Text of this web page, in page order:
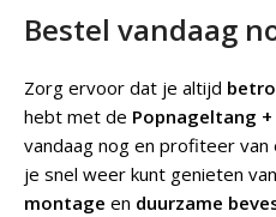
Bestel vandaag
Zorg ervoor dat je altijd
hebt met de Popnageltang
vandaag nog en profiteer van
je snel weer kunt genieten
montage en duurzame